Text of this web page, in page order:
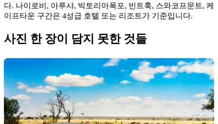
다. 나이로비, 아루샤, 빅토리아폭포, 빈트훅, 스와코프문트, 케
이프타운 구간은 4성급 호텔 또는 리조트가 기준입니다.
사진 한 장이 담지 못한 것들